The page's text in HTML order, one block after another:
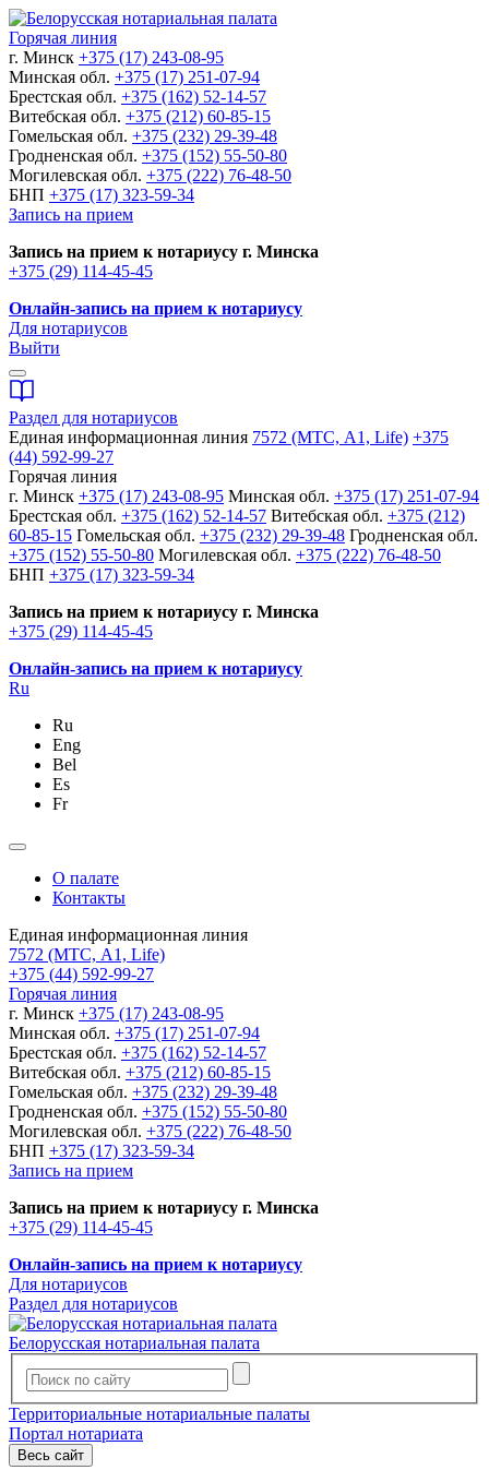
Горячая линия
г. Минск +375 (17) 243-08-95
Минская обл. +375 (17) 251-07-94
Брестская обл. +375 (162) 52-14-57
Витебская обл. +375 (212) 60-85-15
Гомельская обл. +375 (232) 29-39-48
Гродненская обл. +375 (152) 55-50-80
Могилевская обл. +375 (222) 76-48-50
БНП +375 (17) 323-59-34
Запись на прием
Запись на прием к нотариусу г. Минска
+375 (29) 114-45-45
Онлайн-запись на прием к нотариусу
Для нотариусов
Выйти
Раздел для нотариусов
Единая информационная линия 7572 (МТС, A1, Life) +375
(44) 592-99-27
Горячая линия
г. Минск +375 (17) 243-08-95 Минская обл. +375 (17) 251-07-94
Брестская обл. +375 (162) 52-14-57 Витебская обл. +375 (212)
60-85-15 Гомельская обл. +375 (232) 29-39-48 Гродненская обл.
+375 (152) 55-50-80 Могилевская обл. +375 (222) 76-48-50
БНП +375 (17) 323-59-34
Запись на прием к нотариусу г. Минска
+375 (29) 114-45-45
Онлайн-запись на прием к нотариусу
Ru
Ru
Eng
Bel
Es
Fr
О палате
Контакты
Единая информационная линия
7572 (МТС, A1, Life)
+375 (44) 592-99-27
Горячая линия
г. Минск +375 (17) 243-08-95
Минская обл. +375 (17) 251-07-94
Брестская обл. +375 (162) 52-14-57
Витебская обл. +375 (212) 60-85-15
Гомельская обл. +375 (232) 29-39-48
Гродненская обл. +375 (152) 55-50-80
Могилевская обл. +375 (222) 76-48-50
БНП +375 (17) 323-59-34
Запись на прием
Запись на прием к нотариусу г. Минска
+375 (29) 114-45-45
Онлайн-запись на прием к нотариусу
Для нотариусов
Раздел для нотариусов
Белорусская нотариальная палата
Территориальные нотариальные палаты
Портал нотариата
Весь сайт